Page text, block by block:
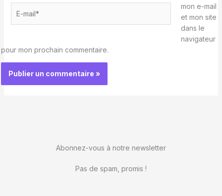
mail*
mon e-mail
et mon site
dans le
navigateur
pour mon prochain commentaire.
Abonnez-vous à notre newsletter
Pas de spam, promis !